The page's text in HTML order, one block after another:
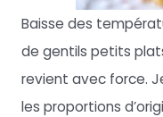
Baisse des
de gentils petits
revient avec force.
les proportions